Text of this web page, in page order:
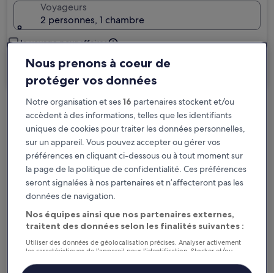
Voyageurs
2 personnes, 1 chambre
Je voyage pour affaires
Rechercher
Options d’annulation gratuite en cas de
changement de programme
Gagnez des récompenses pour chaque
nuit séjournée
Économisez plus grâce aux Prix membres
Consultez les prix pour ces dates
Nous prenons à coeur de
protéger vos données
Notre organisation et ses16 partenaires stockent et/ou
accèdent à des informations, telles que les identifiants
uniques de cookies pour traiter les données personnelles,
sur un appareil. Vous pouvez accepter ou gérer vos
préférences en cliquant ci-dessous ou à tout moment sur
la page de la politique de confidentialité. Ces préférences
seront signalées à nos partenaires et n’affecteront pas les
données de navigation.
Nos équipes ainsi que nos partenaires externes,
traitent des données selon les finalités suivantes :
Utiliser des données de géolocalisation précises. Analyser activement
les caractéristiques de l’appareil pour l’identification. Stocker et/ou
personnalisés, mesure de performance des publicités et du contenu,